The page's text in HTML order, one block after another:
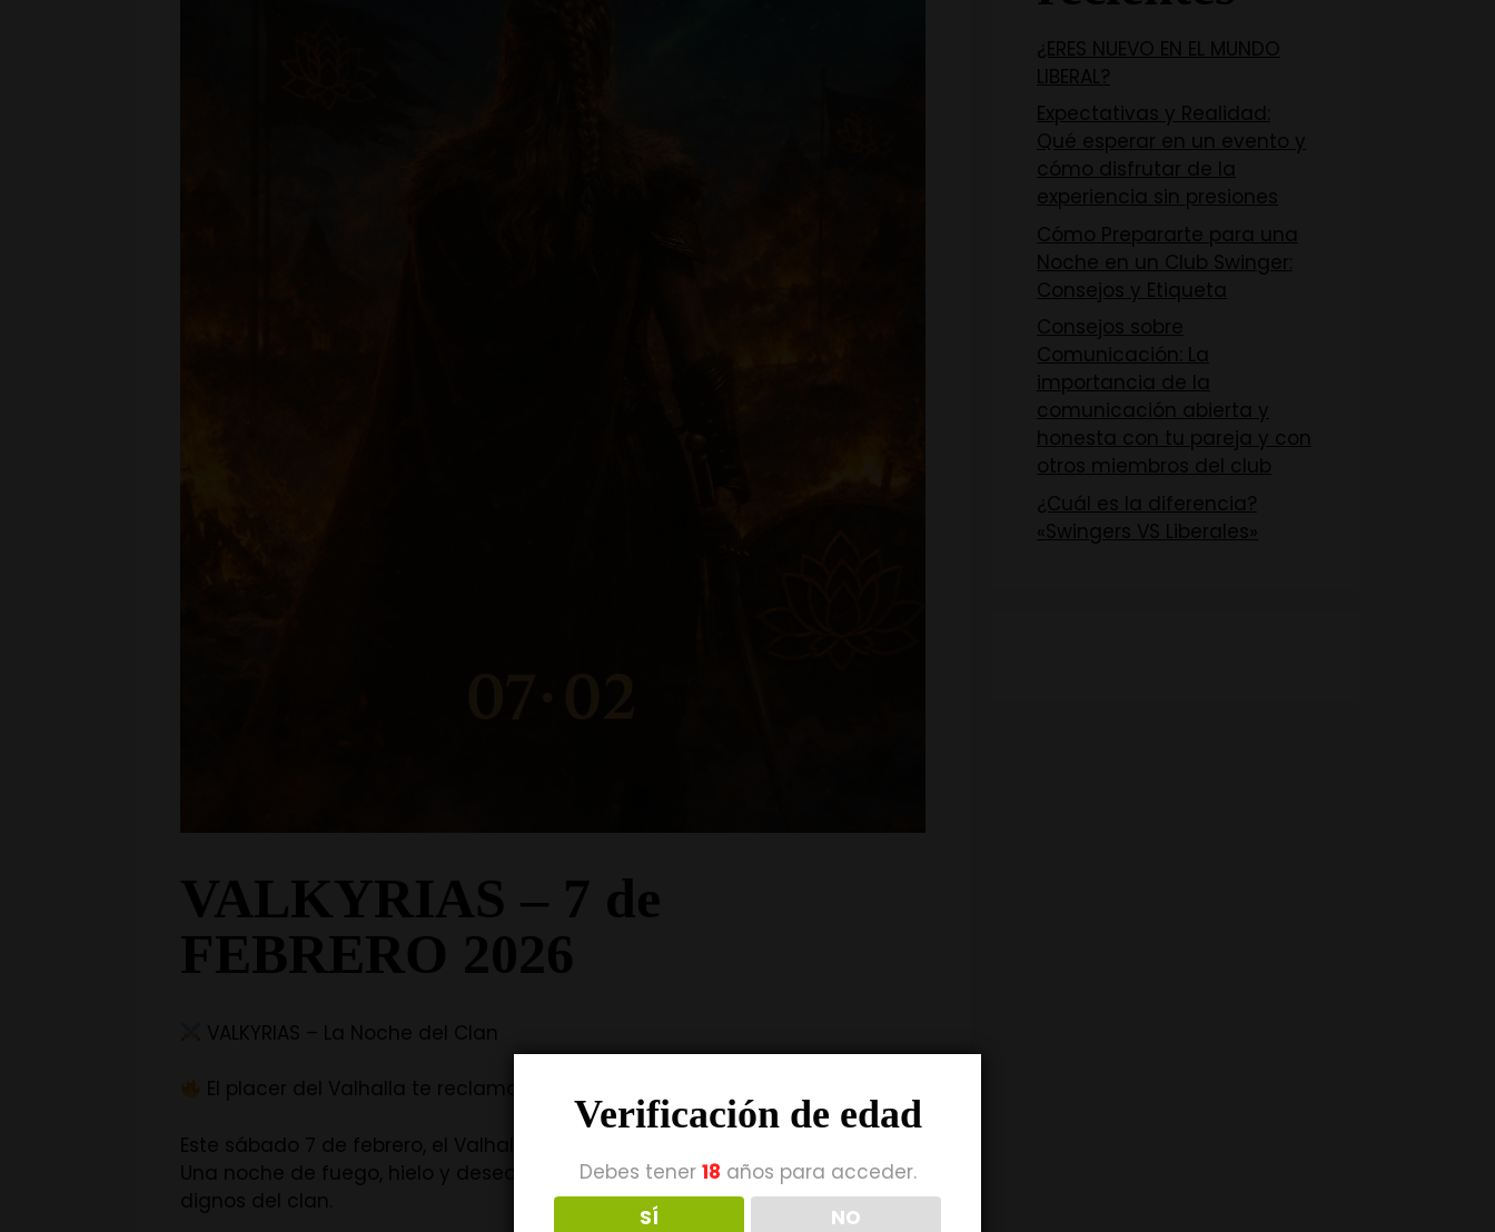
VALKYRIAS – 7 de
FEBRERO 2026
VALKYRIAS – La Noche del Clan
El placer del Valhalla te reclama…
Este sábado 7 de febrero, el Valhalla abre sus puertas en OCD.
Una noche de fuego, hielo y deseo donde solo los más valientes serán
dignos del clan.
¿ERES NUEVO EN EL MUNDO
LIBERAL?
Expectativas y Realidad:
Qué esperar en un evento y
cómo disfrutar de la
experiencia sin presiones
Cómo Prepararte para una
Noche en un Club Swinger:
Consejos y Etiqueta
Consejos sobre
Comunicación: La
importancia de la
comunicación abierta y
honesta con tu pareja y con
otros miembros del club
¿Cuál es la diferencia?
«Swingers VS Liberales»
Verificación de edad
Debes tener 18 años para acceder.
SÍ
NO